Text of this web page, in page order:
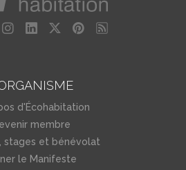
d'Écohabitation
membre
stages et bénévolat
le Manifeste